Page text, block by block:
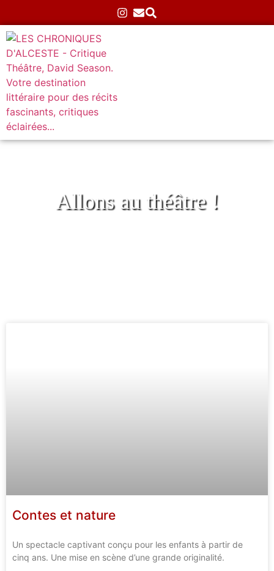
Allons au théâtre !
Contes et nature
Un spectacle captivant conçu pour les enfants à partir de
cinq ans. Une mise en scène d’une grande originalité.